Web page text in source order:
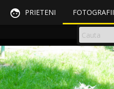
 PRIETENI FOTOGRAFII